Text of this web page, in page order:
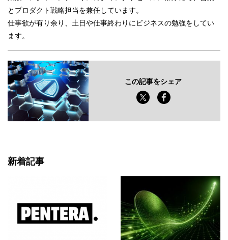
とプロダクト戦略担当を兼任しています。
仕事欲が有り余り、土日や仕事終わりにビジネスの勉強をしてい
ます。
この記事をシェア
新着記事